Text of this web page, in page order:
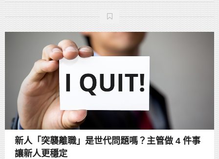
新人「突襲離職」是世代問題嗎？主管做 4 件事
讓新人更穩定